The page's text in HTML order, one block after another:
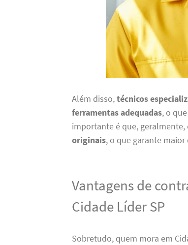
Além disso,técnicos
ferramentas adequadas, o
importante é que,
originais, o que garante
Vantagens de
Cidade Líder SP
Sobretudo, quem mora em